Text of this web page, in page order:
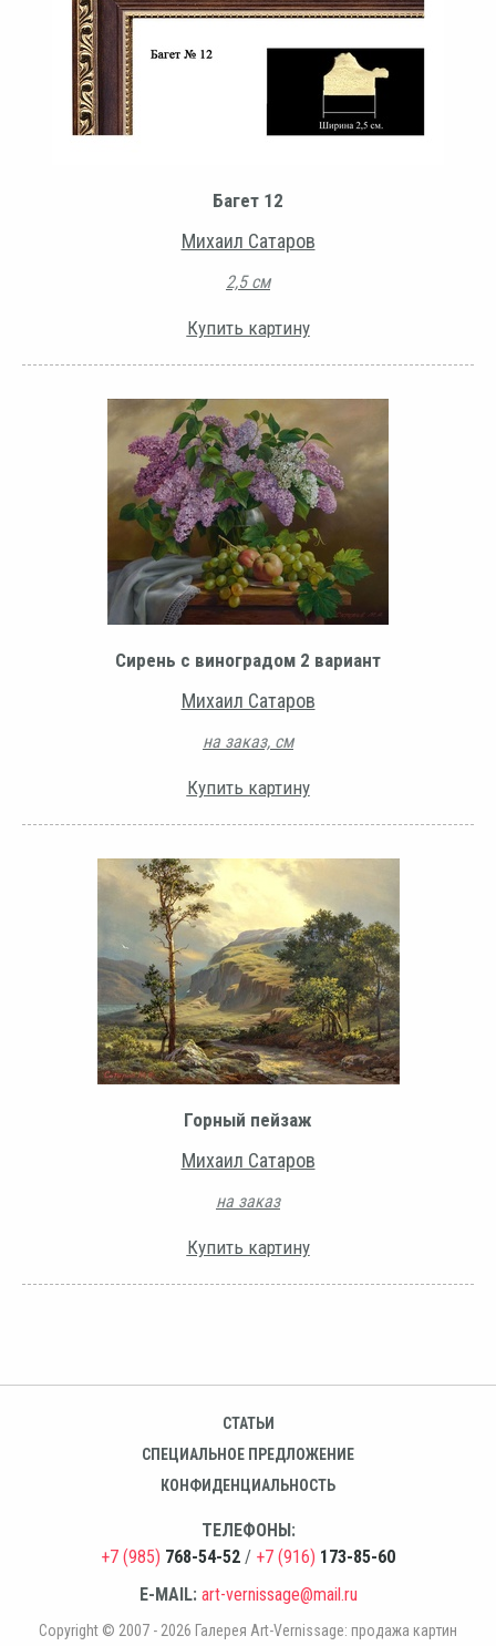
Багет 12
Михаил Сатаров
2,5 см
Купить картину
Сирень с виноградом 2 вариант
Михаил Сатаров
на заказ, см
Купить картину
Горный пейзаж
Михаил Сатаров
на заказ
Купить картину
СТАТЬИ
СПЕЦИАЛЬНОЕ ПРЕДЛОЖЕНИЕ
КОНФИДЕНЦИАЛЬНОСТЬ
ТЕЛЕФОНЫ:
+7 (985) 768-54-52 / +7 (916) 173-85-60
E-MAIL: art-vernissage@mail.ru
Copyright © 2007 - 2026 Галерея Art-Vernissage: продажа картин